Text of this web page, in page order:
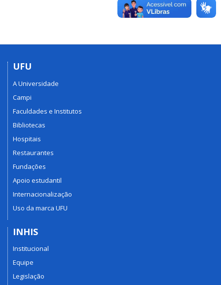
UFU
A Universidade
Campi
Faculdades e Institutos
Bibliotecas
Hospitais
Restaurantes
Fundações
Apoio estudantil
Internacionalização
Uso da marca UFU
INHIS
Institucional
Equipe
Legislação